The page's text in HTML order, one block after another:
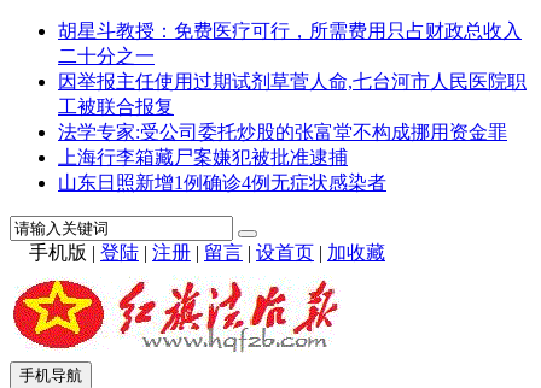
胡星斗教授：免费医疗可行，所需费用只占财政总收入
二十分之一
因举报主任使用过期试剂草菅人命,七台河市人民医院职
工被联合报复
法学专家:受公司委托炒股的张富堂不构成挪用资金罪
上海行李箱藏尸案嫌犯被批准逮捕
山东日照新增1例确诊4例无症状感染者
手机版 | 登陆 | 注册 | 留言 | 设首页 | 加收藏
手机导航